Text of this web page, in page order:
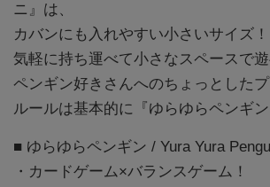
ニ』は、
カバンにも入れやすい小さいサイズ！
気軽に持ち運べて小さなスペースで遊
ペンギン好きさんへのちょっとしたプ
ルールは基本的に『ゆらゆらペンギン
■ ゆらゆらペンギン / Yura Yura
・カードゲーム×バランスゲーム！